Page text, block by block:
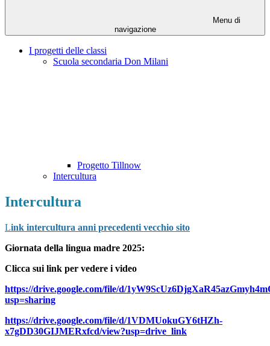
Menu di
navigazione
I progetti delle classi
Scuola secondaria Don Milani
Progetto Tillnow
Intercultura
Intercultura
Link intercultura anni precedenti vecchio sito
Giornata della lingua madre 2025:
Clicca sui link per vedere i video
https://drive.google.com/file/d/
usp=sharing
https://drive.google.com/file/d/1VDMUokuGY6tHZh-
x7gDD30GIJMERxfcd/view?usp=drive_link